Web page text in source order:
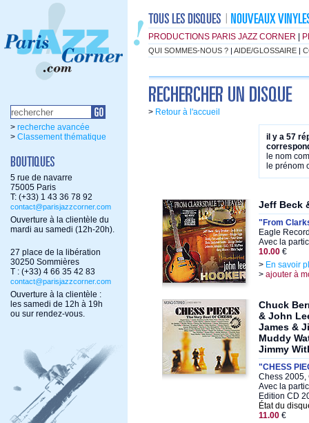
PRODUCTIONS PARIS JAZZ CORNER
QUI SOMMES-NOUS ? | AIDE/GLOSSAIRE |
> recherche avancée
> Classement thématique
5 rue de navarre
75005 Paris
T: (+33) 1 43 36 78 92
contact@parisjazzcorner.com
Ouverture à la clientèle du
mardi au samedi (12h-20h).
27 place de la libération
30250 Sommières
T : (+33) 4 66 35 42 83
contact@parisjazzcorner.com
Ouverture à la clientèle :
les samedi de 12h à 19h
ou sur rendez-vous.
> Retour à l'accueil
il y a 57
le nom
le prénom
Jeff Beck
"From
Eagle
Avec la
10.00 €
> En savoir
> ajouter à
Chuck
& John
James &
Muddy
Jimmy
"CHESS
Chess 2005,
Avec la
Edition CD
État du
11.00 €